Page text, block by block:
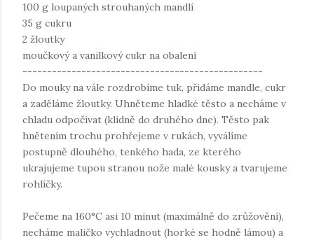
100 g loupaných strouhaných mandlí
35 g cukru
2 žloutky
moučkový a vanilkový cukr na obalení
-------------------------------------------------
Do mouky na vále rozdrobíme tuk, přidáme mandle, cukr
a zaděláme žloutky. Uhněteme hladké těsto a necháme v
chladu odpočívat (klidně do druhého dne). Těsto pak
hnětením trochu prohřejeme v rukách, vyválíme
postupně dlouhého, tenkého hada, ze kterého
ukrajujeme tupou stranou nože malé kousky a tvarujeme
rohlíčky.
Pečeme na 160°C asi 10 minut (maximálně do zrůžovění),
necháme maličko vychladnout (horké se hodně lámou) a